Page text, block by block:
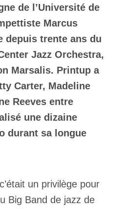
de l’Université de
Marcus
depuis trente ans du
Jazz Orchestra,
Marsalis. Printup a
Carter, Madeline
Reeves entre
une dizaine
durant sa longue
un privilège pour
Big Band de jazz de